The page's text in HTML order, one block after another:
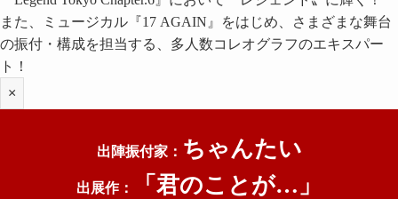
また、
ミュージカル『17 AGAIN』をはじめ、
さまざまな舞台
の振付・構成を担当する、多人数コレオグラフのエキスパー
ト！
×
出陣振付家： ちゃんたい
出展作： 「君のことが… 」